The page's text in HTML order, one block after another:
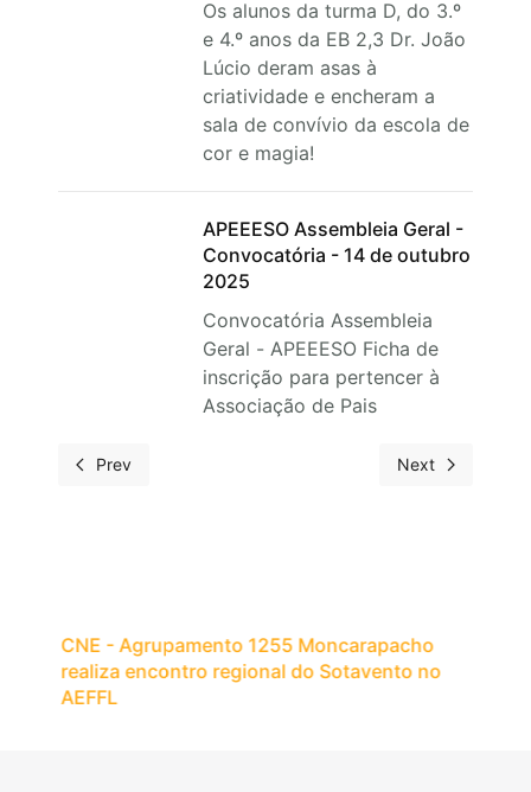
Os alunos da turma D, do 3.º
e 4.º anos da EB 2,3 Dr. João
Lúcio deram asas à
criatividade e encheram a
sala de convívio da escola de
cor e magia!
APEEESO Assembleia Geral -
Convocatória - 14 de outubro
2025
Convocatória Assembleia
Geral - APEEESO Ficha de
inscrição para pertencer à
Associação de Pais
Prev Next
CNE - Agrupamento 1255 Moncarapacho
realiza encontro regional do Sotavento no
AEFFL